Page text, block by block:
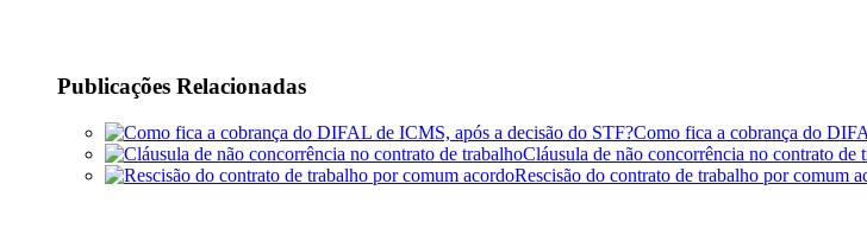
Publicações Relacionadas
Como fica a cobrança do
Cláusula de não concorrência no contrato de
Rescisão do contrato de trabalho por comum